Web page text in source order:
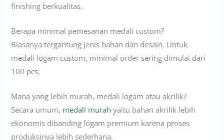
finishing berkualitas.
Berapa minimal pemesanan medali custom?
Biasanya tergantung jenis bahan dan desain. Untuk
medali logam custom, minimal order sering dimulai dari
100 pcs.
Mana yang lebih murah, medali logam atau akrilik?
Secara umum, medali murahyaitu bahan akrilik lebih
ekonomis dibanding logam premium karena proses
produksinya lebih sederhana.